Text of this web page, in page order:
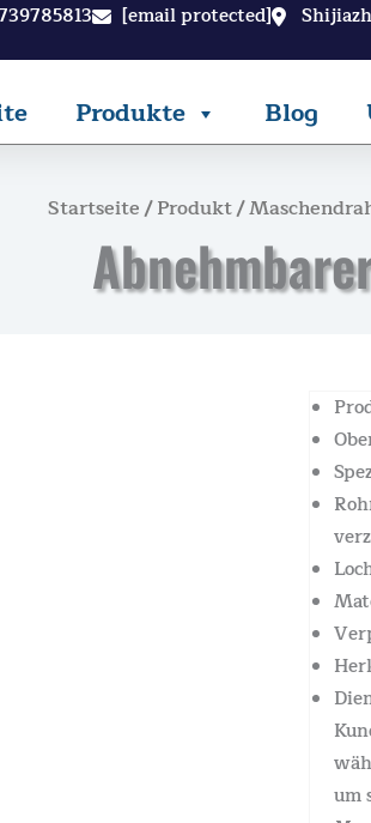
[email protected]
Produkte Blog
Startseite/Produkt/
um